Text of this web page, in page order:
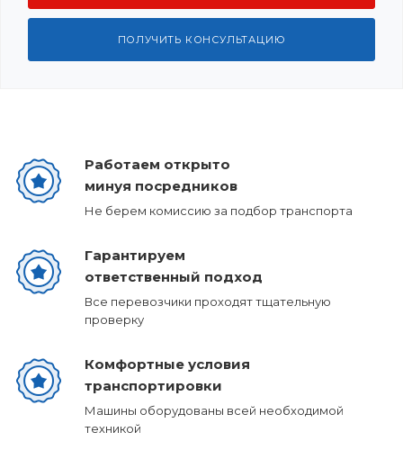
ПОЛУЧИТЬ КОНСУЛЬТАЦИЮ
Работаем открыто
минуя посредников
Не берем комиссию за подбор транспорта
Гарантируем
ответственный подход
Все перевозчики проходят тщательную
проверку
Комфортные условия
транспортировки
Машины оборудованы всей необходимой
техникой